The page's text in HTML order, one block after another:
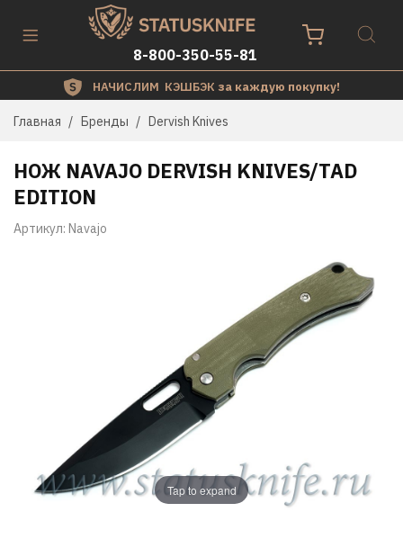
8-800-350-55-81
НАЧИСЛИМ КЭШБЭК за каждую покупку!
Главная Бренды Dervish Knives
Tap to expand
Артикул: Navajo
НОЖ NAVAJO DERVISH KNIVES/TAD
EDITION